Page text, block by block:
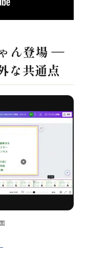
ん登場 ―
な共通点